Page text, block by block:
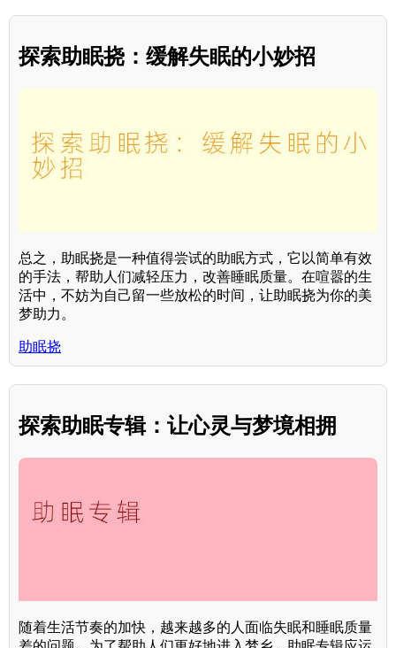
探索助眠挠：缓解失眠的小妙招
总之，助眠挠是一种值得尝试的助眠方式，它以简单有效
的手法，帮助人们减轻压力，改善睡眠质量。在喧嚣的生
活中，不妨为自己留一些放松的时间，让助眠挠为你的美
梦助力。
助眠挠
探索助眠专辑：让心灵与梦境相拥
随着生活节奏的加快，越来越多的人面临失眠和睡眠质量